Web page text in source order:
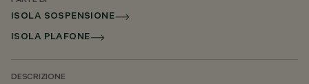
ISOLA SOSPENSIONE
ISOLA PLAFONE
DESCRIZIONE